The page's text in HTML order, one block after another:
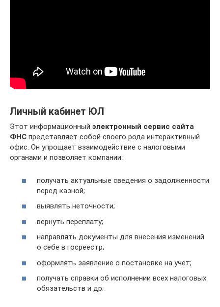
Личный кабинет ЮЛ
Этот информационный электронный сервис сайта
ФНС представляет собой своего рода интерактивный
офис. Он упрощает взаимодействие с налоговыми
органами и позволяет компании:
получать актуальные сведения о задолженности
перед казной;
выявлять неточности;
вернуть переплату;
направлять документы для внесения изменений
о себе в госреестр;
оформлять заявление о постановке на учет;
получать справки об исполнении всех налоговых
обязательств и др.